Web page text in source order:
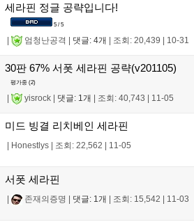
세라핀 정글 공략입니다!
5 / 5
엄청난공격 댓글: 4개 조회: 20,439 10-31
30판 67% 서폿 세라핀 공략(v201105)
평가중 (2)
yisrock 댓글: 1개 조회: 40,743 11-05
미드 빙결 리치베인 세라핀
Honestlys 조회: 22,562 11-05
서폿 세라핀
존재의증명 댓글: 1개 조회: 15,542 11-03